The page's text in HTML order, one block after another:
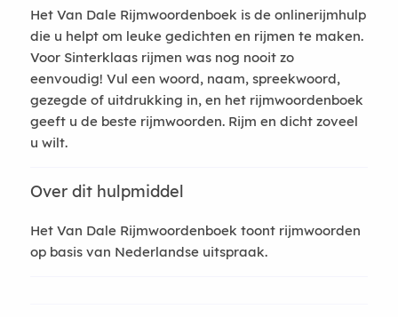
Het Van Dale Rijmwoordenboek is de onlinerijmhulp
die u helpt om leuke gedichten en rijmen te maken.
Voor Sinterklaas rijmen was nog nooit zo
eenvoudig! Vul een woord, naam, spreekwoord,
gezegde of uitdrukking in, en het rijmwoordenboek
geeft u de beste rijmwoorden. Rijm en dicht zoveel
u wilt.
Over dit hulpmiddel
Het Van Dale Rijmwoordenboek toont rijmwoorden
op basis van Nederlandse uitspraak.